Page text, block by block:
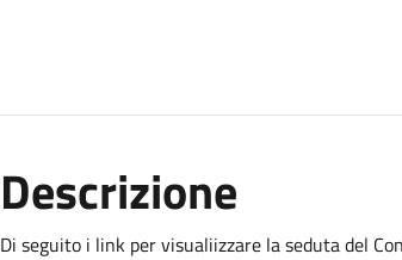
Descrizione
Di seguito i link per visualiizzare la seduta del